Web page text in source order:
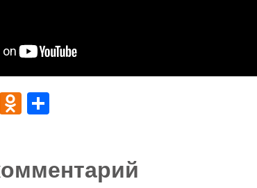
WhatsApp
Odnoklassniki